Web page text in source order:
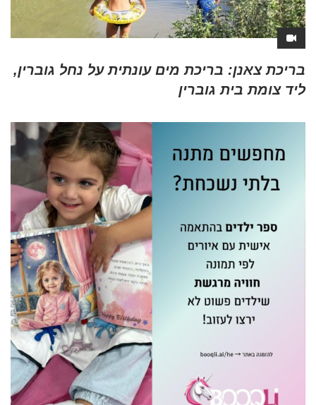
בריכת צאנן: בריכת מים עונתית על נחל גוברין,
ליד צומת בית גוברין